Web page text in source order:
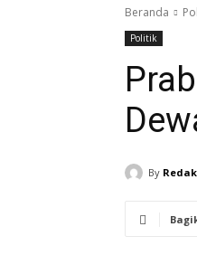
Beranda
Politik
By